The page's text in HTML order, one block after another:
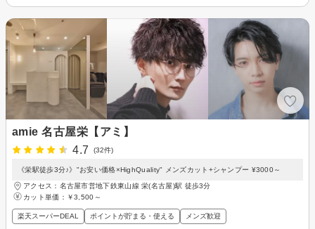
amie 名古屋栄【アミ】
4.7
(32件)
《栄駅徒歩3分♪》"お安い価格×HighQuality" メンズカット+シャンプー ¥3000～
アクセス：名古屋市営地下鉄東山線 栄(名古屋)駅 徒歩3分
カット単価： ￥3,500～
楽天スーパーDEAL ポイントが貯まる・使える メンズ歓迎